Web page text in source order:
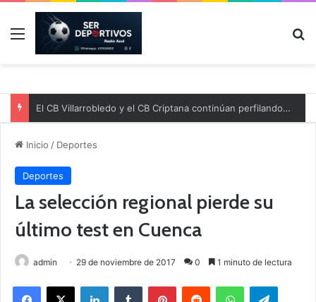
Menú
El CB Villarrobledo y el CB Criptana continúan perfilando sus plantillas
Inicio / Deportes
Deportes
La selección regional pierde su
último test en Cuenca
admin 29 de noviembre de 2017 0 1 minuto de lectura